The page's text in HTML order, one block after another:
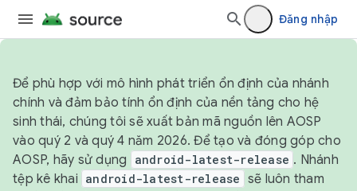
Đăng nhập
Để phù hợp với mô hình phát triển ổn định của nhánh
chính và đảm bảo tính ổn định của nền tảng cho hệ
sinh thái, chúng tôi sẽ xuất bản mã nguồn lên AOSP
vào quý 2 và quý 4 năm 2026. Để tạo và đóng góp cho
AOSP, hãy sử dụng
android-latest-release . Nhánh
tệp kê khai android-latest-release sẽ luôn tham